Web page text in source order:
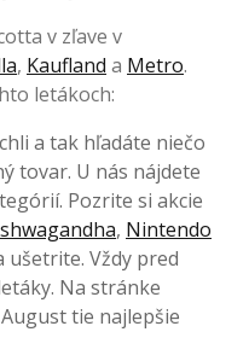
v zľave v
, Kaufland a Metro.
letákoch:
a tak hľadáte niečo
tovar. U nás nájdete
Pozrite si akcie
, Nintendo
ušetrite. Vždy pred
Na stránke
tie najlepšie